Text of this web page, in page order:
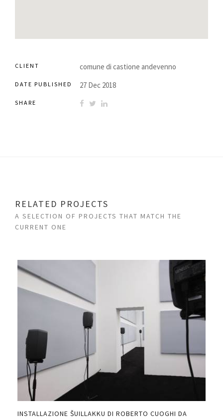
CLIENT comune di castione andevenno
DATE PUBLISHED 27 Dec 2018
SHARE
RELATED PROJECTS
A SELECTION OF PROJECTS THAT MATCH THE
CURRENT ONE
INSTALLAZIONE ŠUILLAKKU DI ROBERTO CUOGHI DA